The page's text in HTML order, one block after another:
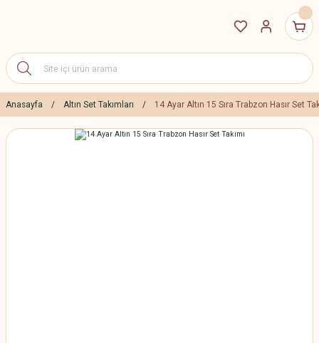
Anasayfa Altın Set Takımları 14 Ayar Altın 15 Sıra Trabzon Hasır Set